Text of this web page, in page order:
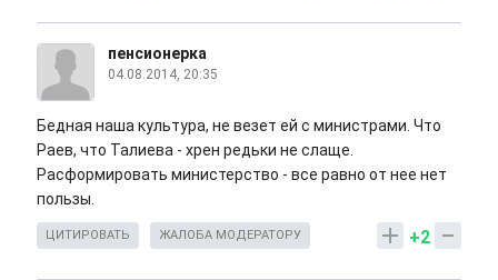
пенсионерка
04.08.2014, 20:35
Бедная наша культура, не везет ей с министрами. Что
Раев, что Талиева - хрен редьки не слаще.
Расформировать министерство - все равно от нее нет
пользы.
+2
ЦИТИРОВАТЬ ЖАЛОБА МОДЕРАТОРУ